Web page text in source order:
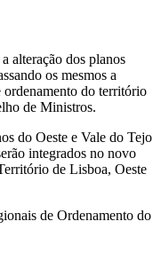
alteração dos planos
os mesmos a
ordenamento do território
de Ministros.
do Oeste e Vale do Tejo
integrados no novo
de Lisboa, Oeste
de Ordenamento do